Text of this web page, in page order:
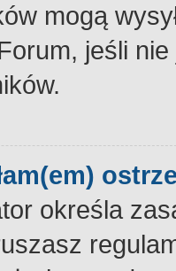
mogą
jeśli
określa